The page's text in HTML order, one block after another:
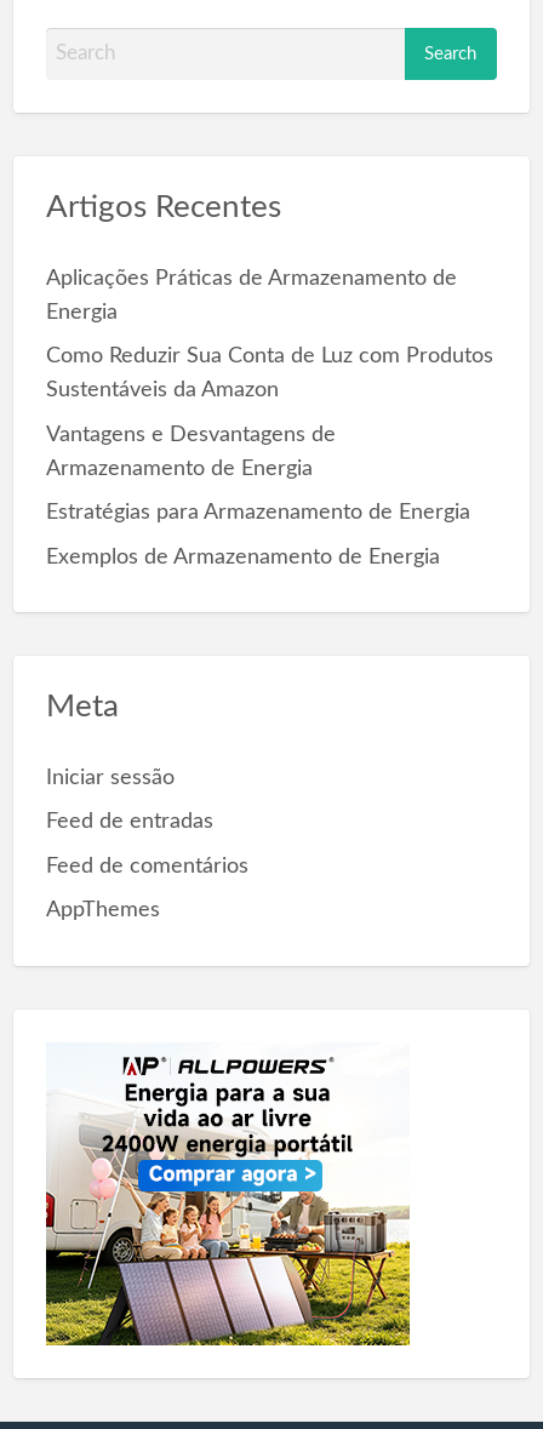
a
h
o
r
Artigos Recentes
Aplicações Práticas de Armazenamento de
Energia
Como Reduzir Sua Conta de Luz com Produtos
Sustentáveis da Amazon
Vantagens e Desvantagens de
Armazenamento de Energia
Estratégias para Armazenamento de Energia
Exemplos de Armazenamento de Energia
Meta
Iniciar sessão
Feed de entradas
Feed de comentários
AppThemes